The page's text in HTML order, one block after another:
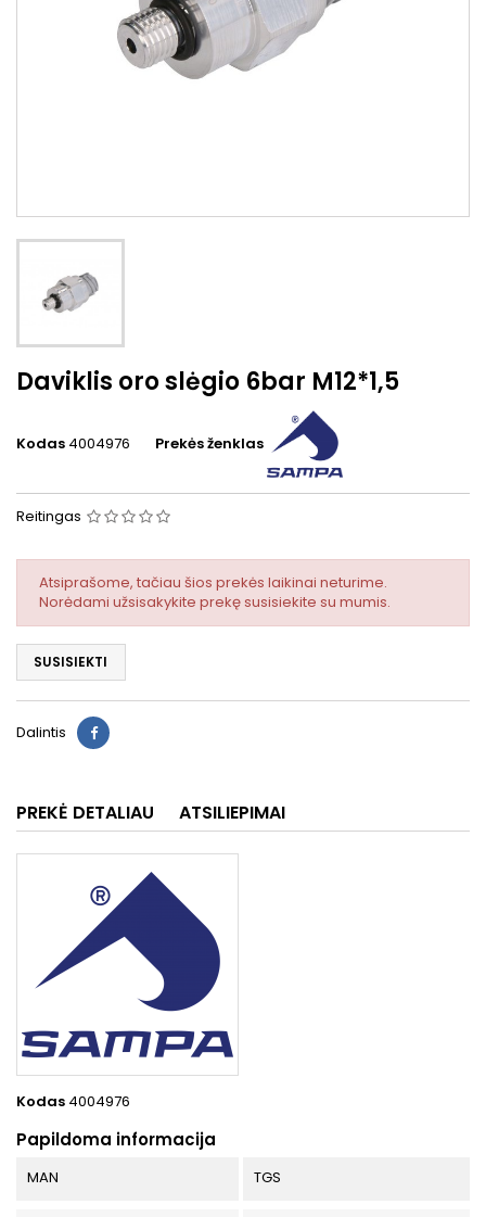
Daviklis oro slėgio 6bar M12*1,5
Kodas 4004976 Prekės ženklas
Reitingas
Atsiprašome, tačiau šios prekės laikinai neturime.
Norėdami užsisakykite prekę susisiekite su mumis.
SUSISIEKTI
Dalintis
PREKĖ DETALIAU ATSILIEPIMAI
Kodas 4004976
Papildoma informacija
MAN TGS